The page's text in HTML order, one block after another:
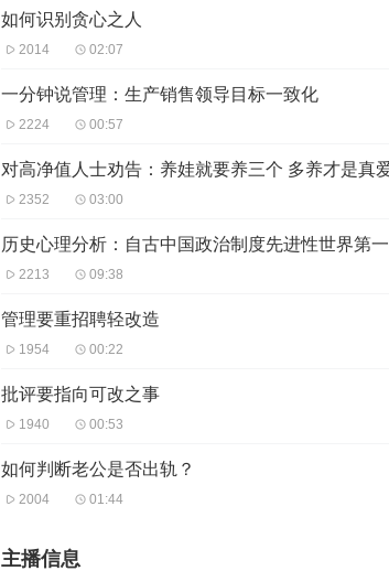
如何识别贪心之人
2014 02:07
一分钟说管理：生产销售领导目标一致化
2224 00:57
对高净值人士劝告：养娃就要养三个 多养才是真
2352 03:00
历史心理分析：自古中国政治制度先进性世界第
2213 09:38
管理要重招聘轻改造
1954 00:22
批评要指向可改之事
1940 00:53
如何判断老公是否出轨？
2004 01:44
主播信息